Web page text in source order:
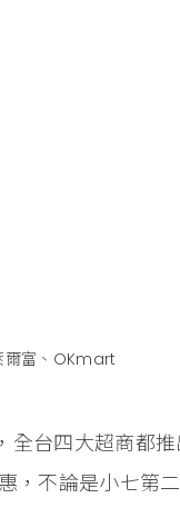
爾富、OKmart
全台四大超商都推
，不論是小七第